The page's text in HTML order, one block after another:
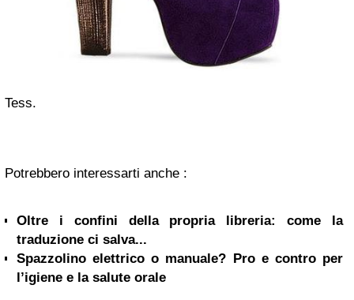
Tess.
Potrebbero interessarti anche :
Oltre i confini della propria libreria: come la
traduzione ci salva...
Spazzolino elettrico o manuale? Pro e contro per
l’igiene e la salute orale